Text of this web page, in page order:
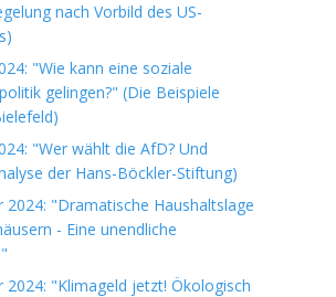
nach Vorbild des US-
"Wie kann eine soziale
gelingen?" (Die Beispiele
"Wer wählt die AfD? Und
der Hans-Böckler-Stiftung)
2024: "Dramatische Haushaltslage
- Eine unendliche
2024: "Klimageld jetzt! Ökologisch